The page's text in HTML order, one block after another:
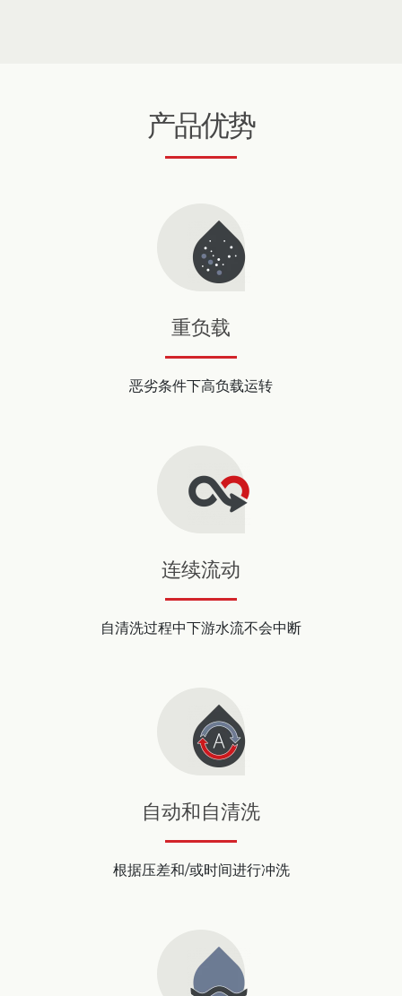
产品优势
重负载
恶劣条件下高负载运转
连续流动
自清洗过程中下游水流不会中断
自动和自清洗
根据压差和/或时间进行冲洗